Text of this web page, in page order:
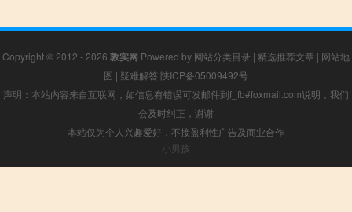
Copyright © 2012 - 2026 敦实网 Powered by 网站分类目录 | 精选推荐文章 | 网站地
图 | 疑难解答 陕ICP备05009492号
声明：本站内容来自互联网，如信息有错误可发邮件到f_fb#foxmail.com说明，我们
会及时纠正，谢谢
本站仅为个人兴趣爱好，不接盈利性广告及商业合作
小男孩